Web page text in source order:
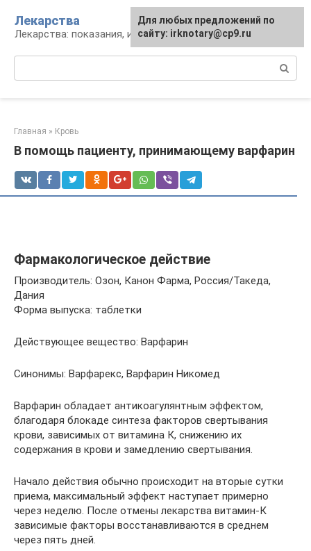
контенту
Лекарства
Лекарства: показания, инструкция, аналоги
Главная » Кровь
В помощь пациенту, принимающему варфарин
Фармакологическое действие
Производитель: Озон, Канон Фарма, Россия/Такеда,
Дания
Форма выпуска: таблетки
Действующее вещество: Варфарин
Синонимы: Варфарекс, Варфарин Никомед
Варфарин обладает антикоагулянтным эффектом,
благодаря блокаде синтеза факторов свертывания
крови, зависимых от витамина К, снижению их
содержания в крови и замедлению свертывания.
Начало действия обычно происходит на вторые сутки
приема, максимальный эффект наступает примерно
через неделю. После отмены лекарства витамин-К
зависимые факторы восстанавливаются в среднем
через пять дней.
Для любых предложений по
сайту: irknotary@cp9.ru